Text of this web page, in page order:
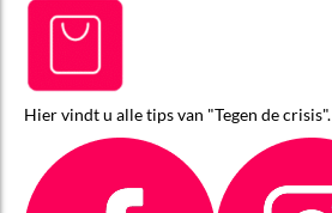
Hier vindt u alle tips van "Tegen de crisis".